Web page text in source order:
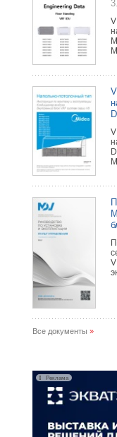
Все документы »
Реклама